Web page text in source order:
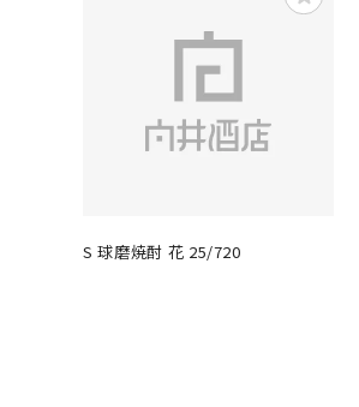
S 球磨焼酎 花 25/720